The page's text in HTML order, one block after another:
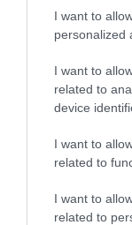
I want to
personalized
I want to
related to
device
I want to
related to
I want to
related to
legyen naptej,
védőfelszerelés.